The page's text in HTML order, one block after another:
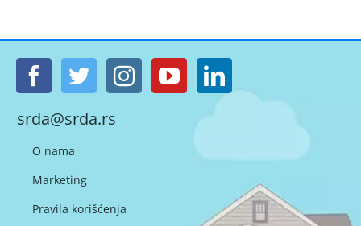
srda@srda.rs
O nama
Marketing
Pravila korišćenja